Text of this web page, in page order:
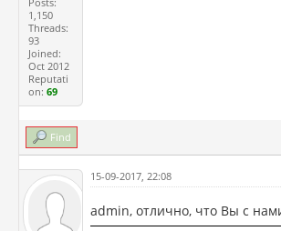
1,150
Threads:
93
Joined:
Oct 2012
Reputati
on:69
Find
15-09-2017, 22:08
admin, отлично, что Вы с